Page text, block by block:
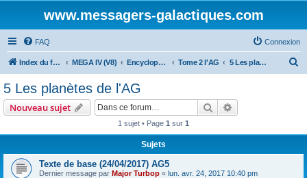
www.messagers-galactiques.com
FAQ Connexion
Index du forum MEGA IV (V8) Encyclopédie (V8) Tome 2 l'AG 5 Les planètes de l'AG
5 Les planètes de l'AG
Nouveau sujet Rechercher
1 sujet • Page 1 sur 1
Sujets
Texte de base (24/04/2017) AG5
Dernier message par Major Turbop « lun. avr. 24, 2017 10:40 pm